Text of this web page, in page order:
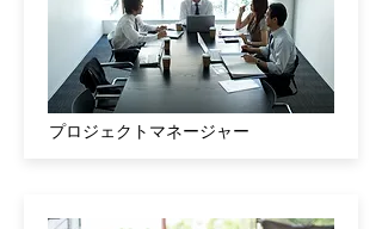
プロジェクトマネージャー